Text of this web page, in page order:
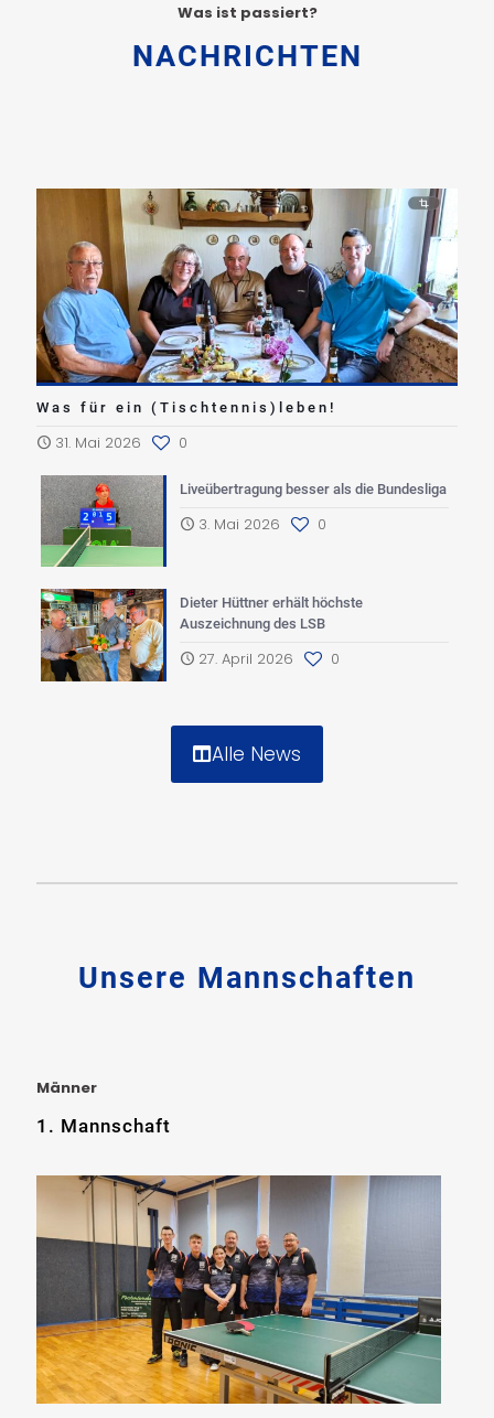
Was ist passiert?
NACHRICHTEN
Was für ein (Tischtennis)leben!
31. Mai 2026 0
Liveübertragung besser als die Bundesliga
3. Mai 2026 0
Dieter Hüttner erhält höchste
Auszeichnung des LSB
27. April 2026 0
Alle News
Unsere Mannschaften
Männer
1. Mannschaft